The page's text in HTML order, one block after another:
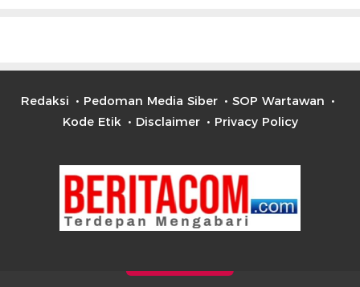
Redaksi Pedoman Media Siber
SOP Wartawan
Kode Etik
Disclaimer Privacy Policy